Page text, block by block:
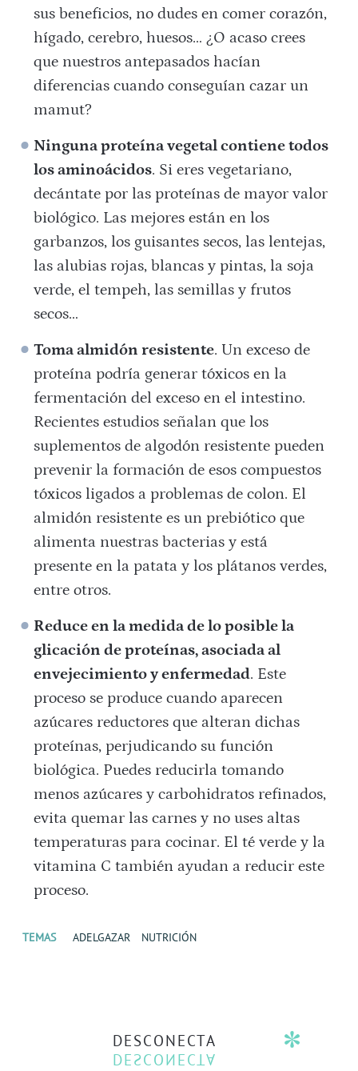
sus beneficios, no dudes en comer corazón,
hígado, cerebro, huesos… ¿O acaso crees
que nuestros antepasados hacían
diferencias cuando conseguían cazar un
mamut?
Ninguna proteína vegetal contiene todos
los aminoácidos. Si eres vegetariano,
decántate por las proteínas de mayor valor
biológico. Las mejores están en los
garbanzos, los guisantes secos, las lentejas,
las alubias rojas, blancas y pintas, la soja
verde, el tempeh, las semillas y frutos
secos…
Toma almidón resistente. Un exceso de
proteína podría generar tóxicos en la
fermentación del exceso en el intestino.
Recientes estudios señalan que los
suplementos de algodón resistente pueden
prevenir la formación de esos compuestos
tóxicos ligados a problemas de colon. El
almidón resistente es un prebiótico que
alimenta nuestras bacterias y está
presente en la patata y los plátanos verdes,
entre otros.
Reduce en la medida de lo posible la
glicación de proteínas, asociada al
envejecimiento y enfermedad. Este
proceso se produce cuando aparecen
azúcares reductores que alteran dichas
proteínas, perjudicando su función
biológica. Puedes reducirla tomando
menos azúcares y carbohidratos refinados,
evita quemar las carnes y no uses altas
temperaturas para cocinar. El té verde y la
vitamina C también ayudan a reducir este
proceso.
TEMAS ADELGAZAR NUTRICIÓN
DESCONECTA